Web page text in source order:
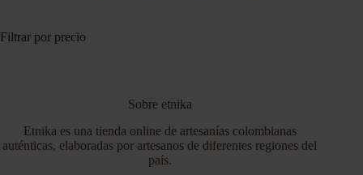
en
página
de
Filtrar por precio
Sobre etnika
Etnika es una tienda online de artesanías colombianas
auténticas, elaboradas por artesanos de diferentes regiones del
país.